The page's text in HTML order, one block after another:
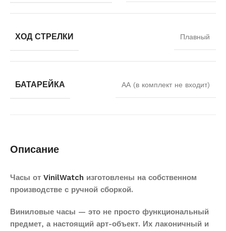
ХОД СТРЕЛКИ Плавный
БАТАРЕЙКА АА (в комплект не входит)
Описание
Часы от VinilWatch изготовлены на собственном
производстве с ручной сборкой.
Виниловые часы — это не просто функциональный
предмет, а настоящий арт-объект. Их лаконичный и